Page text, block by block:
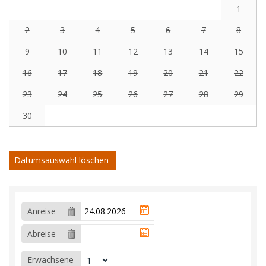
1
2
3 4 5 6 7
8
9
10 11 12 13 14
15
16
17 18 19 20 21
22
23
24 25 26 27 28
29
30
Datumsauswahl löschen
Anreise
Abreise
Erwachsene